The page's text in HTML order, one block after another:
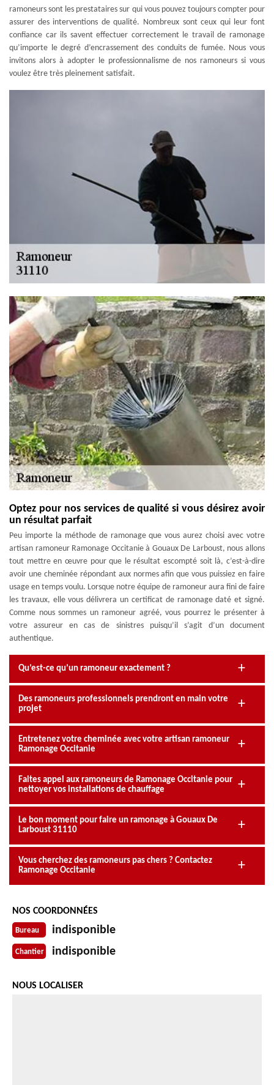
ramoneurs sont les prestataires sur qui vous pouvez toujours compter pour
assurer des interventions de qualité. Nombreux sont ceux qui leur font
confiance car ils savent effectuer correctement le travail de ramonage
qu’importe le degré d’encrassement des conduits de fumée. Nous vous
invitons alors à adopter le professionnalisme de nos ramoneurs si vous
voulez être très pleinement satisfait.
Optez pour nos services de qualité si vous désirez avoir
un résultat parfait
Peu importe la méthode de ramonage que vous aurez choisi avec votre
artisan ramoneur Ramonage Occitanie à Gouaux De Larboust, nous allons
tout mettre en œuvre pour que le résultat escompté soit là, c’est-à-dire
avoir une cheminée répondant aux normes afin que vous puissiez en faire
usage en temps voulu. Lorsque notre équipe de ramoneur aura fini de faire
les travaux, elle vous délivrera un certificat de ramonage daté et signé.
Comme nous sommes un ramoneur agréé, vous pourrez le présenter à
votre assureur en cas de sinistres puisqu’il s’agit d’un document
authentique.
Qu’est-ce qu’un ramoneur exactement ?
Des ramoneurs professionnels prendront en main votre
projet
Entretenez votre cheminée avec votre artisan ramoneur
Ramonage Occitanie
Faites appel aux ramoneurs de Ramonage Occitanie pour
nettoyer vos installations de chauffage
Le bon moment pour faire un ramonage à Gouaux De
Larboust 31110
Vous cherchez des ramoneurs pas chers ? Contactez
Ramonage Occitanie
NOS COORDONNÉES
Bureau indisponible
Chantier indisponible
NOUS LOCALISER